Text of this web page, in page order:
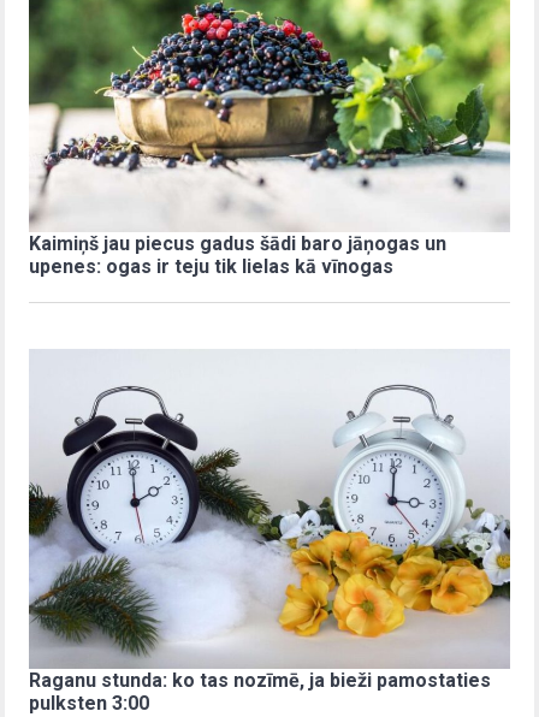
Kaimiņš jau piecus gadus šādi baro jāņogas un
upenes: ogas ir teju tik lielas kā vīnogas
Raganu stunda: ko tas nozīmē, ja bieži pamostaties
pulksten 3:00